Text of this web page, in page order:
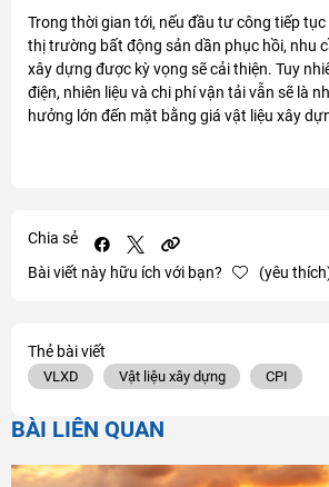
Trong thời gian tới, nếu đầu tư công tiếp
thị trường bất động sản dần phục hồi, nhu
xây dựng được kỳ vọng sẽ cải thiện. Tuy
điện, nhiên liệu và chi phí vận tải vẫn sẽ là
hưởng lớn đến mặt bằng giá vật liệu xây
Chia sẻ
Bài viết này hữu ích với bạn?
(yêu
Thẻ bài viết
VLXD Vật liệu xây dựng CPI
BÀI LIÊN QUAN